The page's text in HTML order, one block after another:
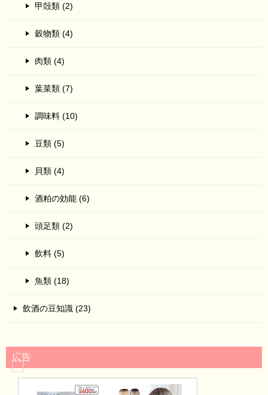
甲殻類 (2)
穀物類 (4)
肉類 (4)
葉菜類 (7)
調味料 (10)
豆類 (5)
貝類 (4)
酒粕の効能 (6)
頭足類 (2)
飲料 (5)
魚類 (18)
飲酒の豆知識 (23)
広告